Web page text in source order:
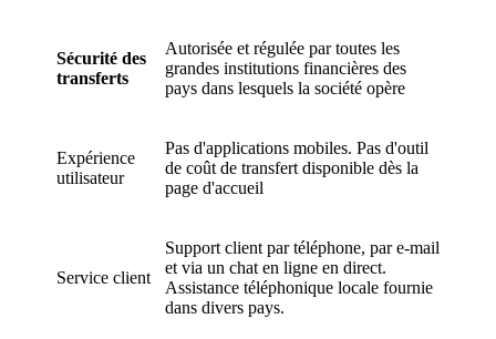
Sécurité des
transferts
Autorisée et régulée par toutes les
grandes institutions financières des
pays dans lesquels la société opère
Expérience
utilisateur
Pas d'applications mobiles. Pas d'outil
de coût de transfert disponible dès la
page d'accueil
Service client
Support client par téléphone, par e-mail
et via un chat en ligne en direct.
Assistance téléphonique locale fournie
dans divers pays.